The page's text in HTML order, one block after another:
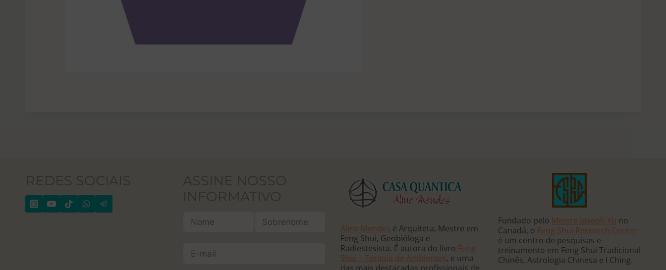
REDES SOCIAIS
ASSINE NOSSO
INFORMATIVO
Aline Mendes é Arquiteta, Mestre em
Feng Shui, Geobióloga e
Radiestesista. É autora do livro Feng
Shui – Terapia de Ambientes, e uma
Fundado pelo Mestre Joseph Yu no
Canadá, o Feng Shui Research Center
é um centro de pesquisas e
treinamento em Feng Shui Tradicional
Chinês, Astrologia Chinesa e I Ching.